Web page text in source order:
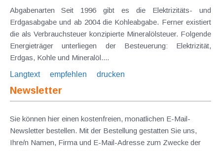
Abgabenarten Seit 1996 gibt es die Elektrizitäts- und
Erdgasabgabe und ab 2004 die Kohleabgabe. Ferner existiert
die als Verbrauchsteuer konzipierte Mineralölsteuer. Folgende
Energieträger unterliegen der Besteuerung: Elektrizität,
Erdgas, Kohle und Mineralöl....
Langtext
empfehlen drucken
Newsletter
Sie können hier einen kostenfreien, monatlichen E-Mail-
Newsletter bestellen. Mit der Bestellung gestatten Sie uns,
Ihre/n Namen, Firma und E-Mail-Adresse zum Zwecke der